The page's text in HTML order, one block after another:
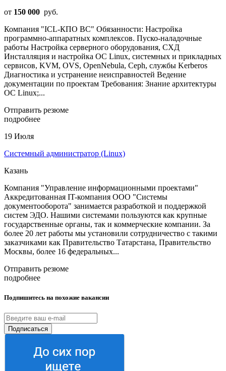
от 150 000 руб.
Компания "ICL-КПО ВС" Обязанности: Настройка
программно-аппаратных комплексов. Пуско-наладочные
работы Настройка серверного оборудования, СХД
Инсталляция и настройка ОС Linux, системных и прикладных
сервисов, KVM, OVS, OpenNebula, Ceph, службы Kerberos
Диагностика и устранение неисправностей Ведение
документации по проектам Требования: Знание архитектуры
ОС Linux;...
Отправить резюме
подробнее
19 Июля
Системный администратор (Linux)
Казань
Компания "Управление информационными проектами"
Аккредитованная IT-компания ООО "Системы
документооборота" занимается разработкой и поддержкой
систем ЭДО. Нашими системами пользуются как крупные
государственные органы, так и коммерческие компании. За
более 20 лет работы мы установили сотрудничество с такими
заказчиками как Правительство Татарстана, Правительство
Москвы, более 16 федеральных...
Отправить резюме
подробнее
Подпишитесь на похожие вакансии
Подписаться